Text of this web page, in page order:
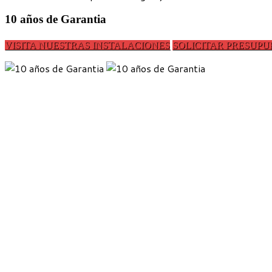
10 años de Garantia
VISITA NUESTRAS INSTALACIONES SOLICITAR